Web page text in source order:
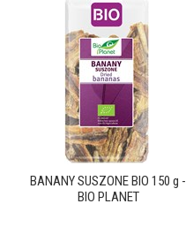
BANANY SUSZONE BIO 150 g -
BIO PLANET